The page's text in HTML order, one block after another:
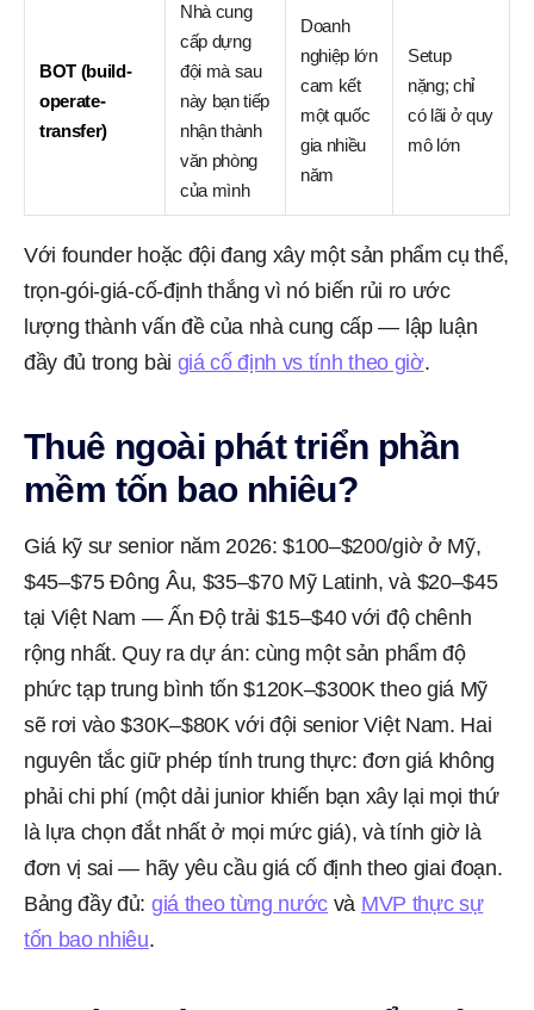
BOT (build-
operate-
transfer)
Nhà cung
cấp dựng
đội mà sau
này bạn tiếp
nhận thành
văn phòng
của mình
Doanh
nghiệp lớn
cam kết
một quốc
gia nhiều
năm
Setup
nặng; chỉ
có lãi ở quy
mô lớn
Với founder hoặc đội đang xây một sản phẩm cụ thể,
trọn-gói-giá-cố-định thắng vì nó biến rủi ro ước
lượng thành vấn đề của nhà cung cấp — lập luận
đầy đủ trong bài giá cố định vs tính theo giờ.
Thuê ngoài phát triển phần
mềm tốn bao nhiêu?
Giá kỹ sư senior năm 2026: $100–$200/giờ ở Mỹ,
$45–$75 Đông Âu, $35–$70 Mỹ Latinh, và $20–$45
tại Việt Nam — Ấn Độ trải $15–$40 với độ chênh
rộng nhất. Quy ra dự án: cùng một sản phẩm độ
phức tạp trung bình tốn $120K–$300K theo giá Mỹ
sẽ rơi vào $30K–$80K với đội senior Việt Nam. Hai
nguyên tắc giữ phép tính trung thực: đơn giá không
phải chi phí (một dải junior khiến bạn xây lại mọi thứ
là lựa chọn đắt nhất ở mọi mức giá), và tính giờ là
đơn vị sai — hãy yêu cầu giá cố định theo giai đoạn.
Bảng đầy đủ: giá theo từng nước và MVP thực sự
tốn bao nhiêu.